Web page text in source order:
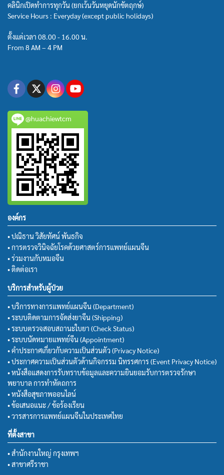
คลินิกเปิดทำการทุกวัน (ยกเว้นวันหยุดนักขัตฤกษ์)
Service Hours : Everyday (except public holidays)
ตั้งแต่เวลา 08.00 - 16.00 น.
From 8 AM – 4 PM
@huachiewtcm
องค์กร
• ปณิธาน วิสัยทัศน์ พันธกิจ
• การตรวจวินิจฉัยโรคด้วยศาสตร์การแพทย์แผนจีน
• ร่วมงานกับหมอจีน
• ติดต่อเรา
บริการสำหรับผู้ป่วย
• บริการทางการแพทย์แผนจีน (Department)
• ระบบติดตามการจัดส่งยาจีน (Shipping)
• ระบบตรวจสอบสถานะใบยา (Check Status)
• ระบบนัดหมายแพทย์จีน (Appointment)
• คำประกาศเกี่ยวกับความเป็นส่วนตัว (Privacy Notice)
• ประกาศความเป็นส่วนตัวด้านกิจกรรม นิทรรศการ (Event Privacy Notice)
• หนังสือแสดงการรับทราบข้อมูลและความยินยอมรับการตรวจรักษา
พยาบาล การทำหัตถการ
• หนังสือสุขภาพออนไลน์
• ข้อเสนอแนะ / ข้อร้องเรียน
• วารสารการแพทย์แผนจีนในประเทศไทย
ที่ตั้งสาขา
• สำนักงานใหญ่ กรุงเทพฯ
• สาขาศรีราชา